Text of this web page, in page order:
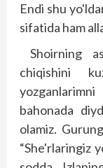
Endi shu
sifatida ham
Shoirning
chiqishini
bahonada
olamiz.
“She'rlaringiz